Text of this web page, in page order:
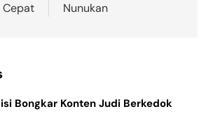
Cepat
Nunukan
Bongkar Konten Judi Berkedok